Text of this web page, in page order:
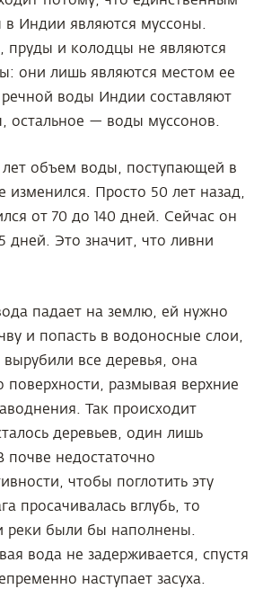
в Индии являются муссоны.
пруды и колодцы не являются
они лишь являются местом ее
речной воды Индии составляют
остальное — воды муссонов.
лет объем воды, поступающей в
изменился. Просто 50 лет назад,
от 70 до 140 дней. Сейчас он
дней. Это значит, что ливни
падает на землю, ей нужно
и попасть в водоносные слои,
все деревья, она
поверхности, размывая верхние
Так происходит
деревьев, один лишь
почве недостаточно
чтобы поглотить эту
просачивалась вглубь, то
реки были бы наполнены.
вода не задерживается, спустя
наступает засуха.